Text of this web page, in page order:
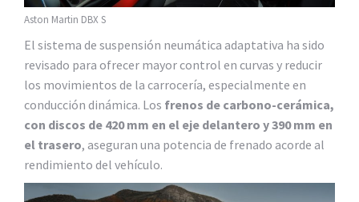
Aston Martin DBX S
El sistema de suspensión neumática adaptativa ha sido
revisado para ofrecer mayor control en curvas y reducir
los movimientos de la carrocería, especialmente en
conducción dinámica. Los frenos de carbono-cerámica,
con discos de 420 mm en el eje delantero y 390 mm en
el trasero, aseguran una potencia de frenado acorde al
rendimiento del vehículo.